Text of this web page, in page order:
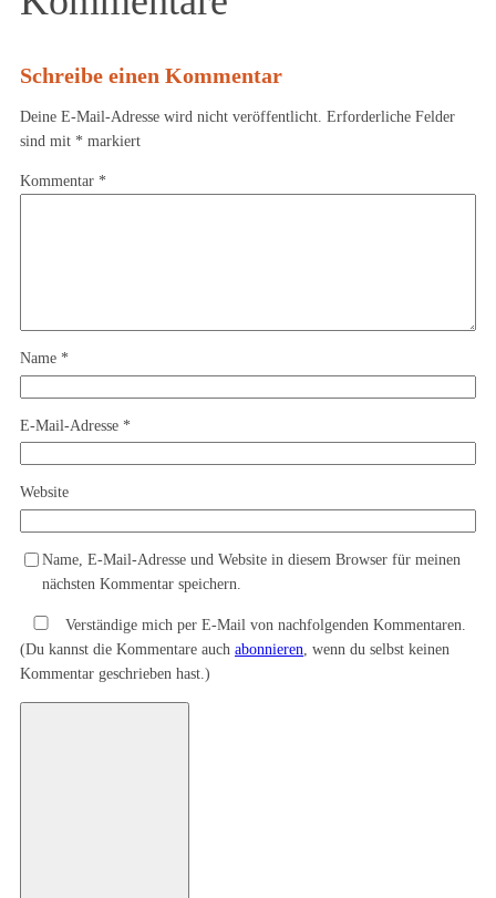
Schreibe einen Kommentar
Deine E-Mail-Adresse wird nicht veröffentlicht. Erforderliche Felder
sind mit * markiert
Kommentar *
Name *
E-Mail-Adresse *
Website
Name, E-Mail-Adresse und Website in diesem Browser für meinen
nächsten Kommentar speichern.
Verständige mich per E-Mail von nachfolgenden Kommentaren.
(Du kannst die Kommentare auch abonnieren , wenn du selbst keinen
Kommentar geschrieben hast.)